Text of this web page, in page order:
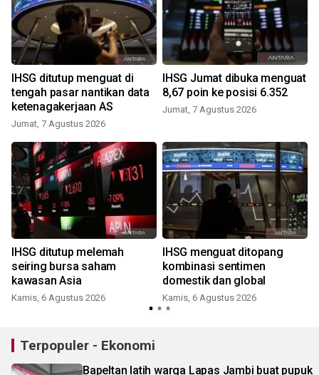
IHSG ditutup menguat di
tengah pasar nantikan data
ketenagakerjaan AS
Jumat, 7 Agustus 2026
IHSG Jumat dibuka menguat
8,67 poin ke posisi 6.352
Jumat, 7 Agustus 2026
IHSG ditutup melemah
seiring bursa saham
kawasan Asia
Kamis, 6 Agustus 2026
IHSG menguat ditopang
kombinasi sentimen
domestik dan global
Kamis, 6 Agustus 2026
Terpopuler - Ekonomi
Bapeltan latih warga Lapas Jambi buat pupuk